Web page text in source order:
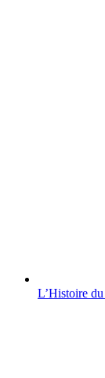
L’Histoire